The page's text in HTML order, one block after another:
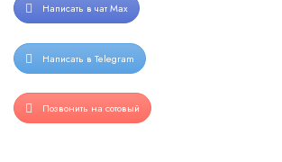
Написать в чат Max
Написать в Telegram
Позвонить на сотовый